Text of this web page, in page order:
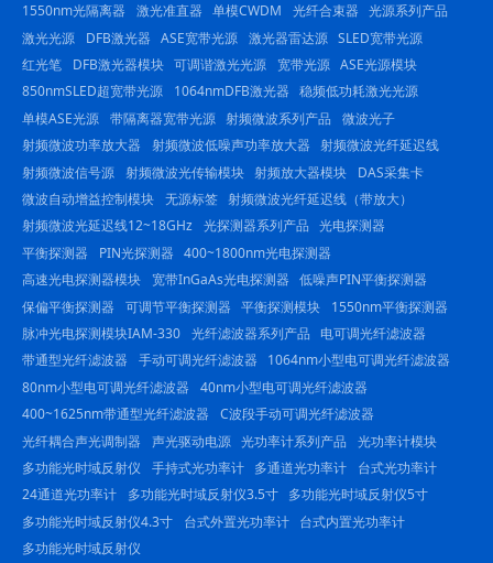
1550nm光隔离器
激光准直器 单模CWDM 光纤合束器
光源系列产品
激光光源
DFB激光器 ASE宽带光源 激光器雷达源 SLED宽带光源
红光笔
DFB激光器模块 可调谐激光光源 宽带光源 ASE光源模块
850nmSLED超宽带光源
1064nmDFB激光器 稳频低功耗激光光源
单模ASE光源 带隔离器宽带光源 射频微波系列产品
微波光子
射频微波功率放大器
射频微波低噪声功率放大器 射频微波光纤延迟线
射频微波信号源 射频微波光传输模块 射频放大器模块
DAS采集卡
微波自动增益控制模块 无源标签 射频微波光纤延迟线（带放大）
射频微波光延迟线12~18GHz 光探测器系列产品 光电探测器
平衡探测器
PIN光探测器 400~1800nm光电探测器
高速光电探测器模块
宽带InGaAs光电探测器 低噪声PIN平衡探测器
保偏平衡探测器
可调节平衡探测器 平衡探测模块
1550nm平衡探测器
脉冲光电探测模块IAM-330 光纤滤波器系列产品
电可调光纤滤波器
带通型光纤滤波器
手动可调光纤滤波器
1064nm小型电可调光纤滤波器
80nm小型电可调光纤滤波器
40nm小型电可调光纤滤波器
400~1625nm带通型光纤滤波器
C波段手动可调光纤滤波器
光纤耦合声光调制器
声光驱动电源 光功率计系列产品
光功率计模块
多功能光时域反射仪
手持式光功率计 多通道光功率计
台式光功率计
24通道光功率计
多功能光时域反射仪3.5寸
多功能光时域反射仪5寸
多功能光时域反射仪4.3寸
台式外置光功率计
台式内置光功率计
多功能光时域反射仪